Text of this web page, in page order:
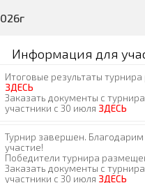
Информация для